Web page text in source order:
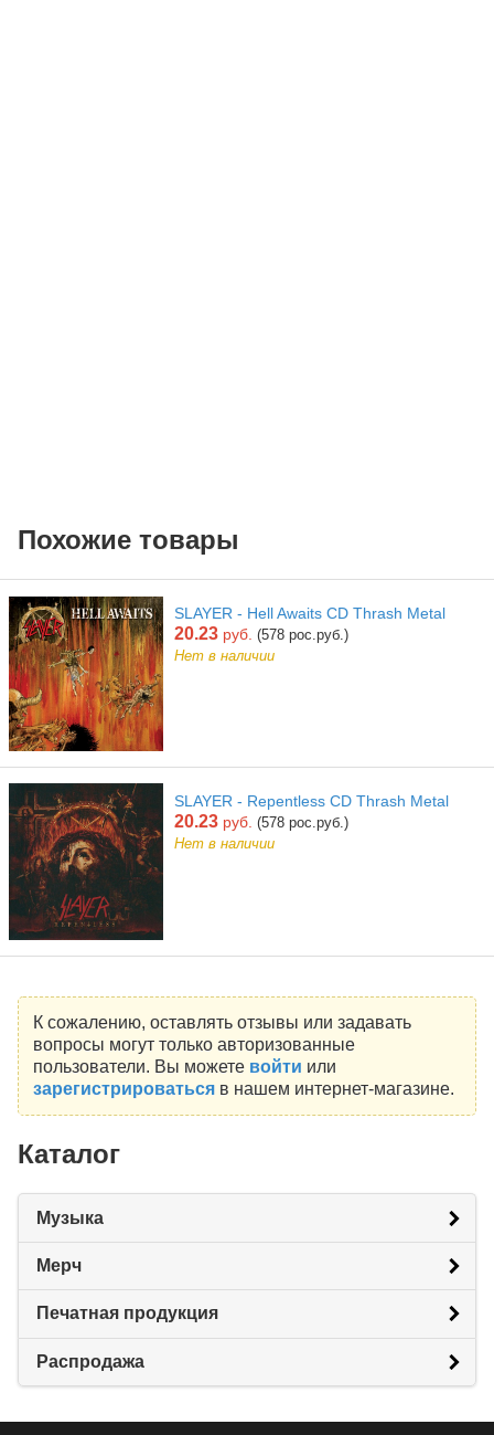
Похожие товары
SLAYER - Hell Awaits CD Thrash Metal
20.23 руб. (578 рос.руб.)
Нет в наличии
SLAYER - Repentless CD Thrash Metal
20.23 руб. (578 рос.руб.)
Нет в наличии
К сожалению, оставлять отзывы или задавать
вопросы могут только авторизованные
пользователи. Вы можете войти или
зарегистрироватьсяв нашем интернет-магазине.
Каталог
Музыка
Мерч
Печатная продукция
Распродажа